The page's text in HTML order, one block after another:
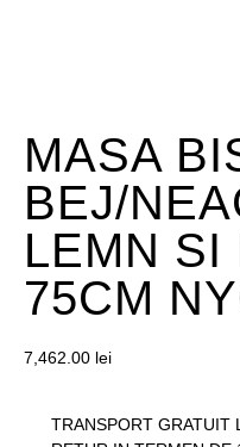
MASA
BEJ/
LEMN SI
75CM
7,462.00 lei
TRANSPORT GRATUIT